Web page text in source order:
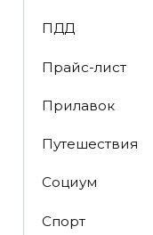
ПДД
Прайс-лист
Прилавок
Путешествия
Социум
Спорт